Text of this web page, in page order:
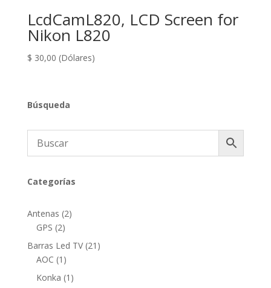
LcdCamL820, LCD Screen for
Nikon L820
$ 30,00 (Dólares)
Búsqueda
Categorías
Antenas 22
GPS 22
productos
Barras Led TV 21 21
AOC 1 1
producto
Konka 1 1